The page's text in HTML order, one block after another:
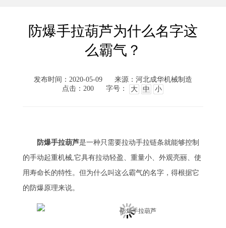
防爆手拉葫芦为什么名字这
么霸气？
发布时间：2020-05-09
来源：河北成华机械制造
点击：200
字号： 大 中 小
防爆手拉葫芦是一种只需要拉动手拉链条就能够控制
的手动起重机械,它具有拉动轻盈、重量小、外观亮丽、使
用寿命长的特性。但为什么叫这么霸气的名字，得根据它
的防爆原理来说。